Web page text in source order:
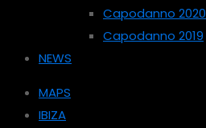
Capodanno 2020
Capodanno 2019
NEWS
MAPS
IBIZA